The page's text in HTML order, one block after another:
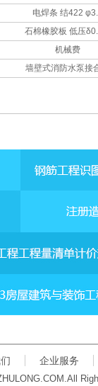
电焊条 结422
石棉橡胶板 低压
机械费
墙壁式消防水泵接
企业服务